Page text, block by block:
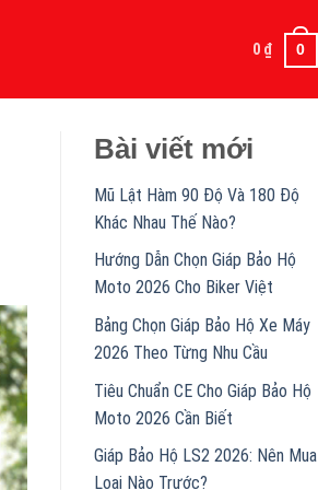
0 ₫ 0
Bài viết mới
Mũ Lật Hàm 90 Độ Và 180 Độ
Khác Nhau Thế Nào?
Hướng Dẫn Chọn Giáp Bảo Hộ
Moto 2026 Cho Biker Việt
Bảng Chọn Giáp Bảo Hộ Xe Máy
2026 Theo Từng Nhu Cầu
Tiêu Chuẩn CE Cho Giáp Bảo Hộ
Moto 2026 Cần Biết
Giáp Bảo Hộ LS2 2026: Nên Mua
Loại Nào Trước?